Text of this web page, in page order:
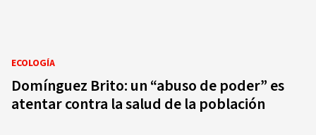
ECOLOGÍA
Domínguez Brito: un “abuso de poder” es
atentar contra la salud de la población